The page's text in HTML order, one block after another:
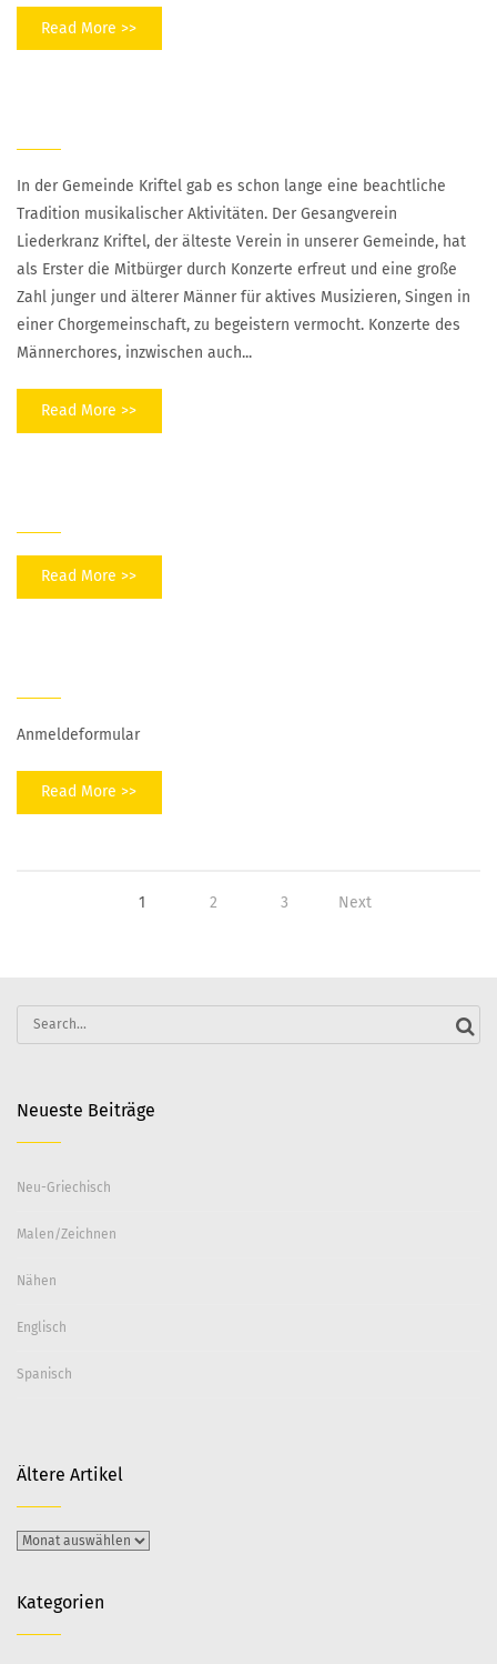
Read More >>
In der Gemeinde Kriftel gab es schon lange eine beachtliche
Tradition musikalischer Aktivitäten. Der Gesangverein
Liederkranz Kriftel, der älteste Verein in unserer Gemeinde, hat
als Erster die Mitbürger durch Konzerte erfreut und eine große
Zahl junger und älterer Männer für aktives Musizieren, Singen in
einer Chorgemeinschaft, zu begeistern vermocht. Konzerte des
Männerchores, inzwischen auch...
Read More >>
Read More >>
Anmeldeformular
Read More >>
1 2 3 Next
Search
for:
Neueste Beiträge
Neu-Griechisch
Malen/Zeichnen
Nähen
Englisch
Spanisch
Ältere Artikel
Ältere
Kategorien